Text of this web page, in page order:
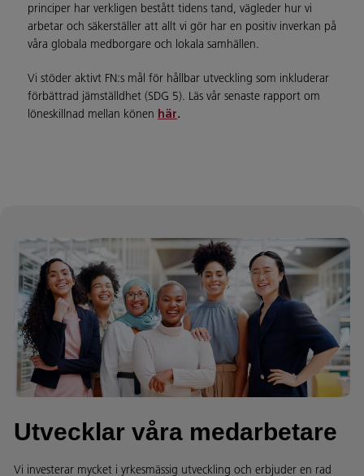
principer har verkligen bestått tidens tand, vägleder hur vi
arbetar och säkerställer att allt vi gör har en positiv inverkan på
våra globala medborgare och lokala samhällen.
Vi stöder aktivt FN:s mål för hållbar utveckling som inkluderar
förbättrad jämställdhet (SDG 5). Läs vår senaste rapport om
löneskillnad mellan könen här.
Utvecklar våra medarbetare
Vi investerar mycket i yrkesmässig utveckling och erbjuder en rad